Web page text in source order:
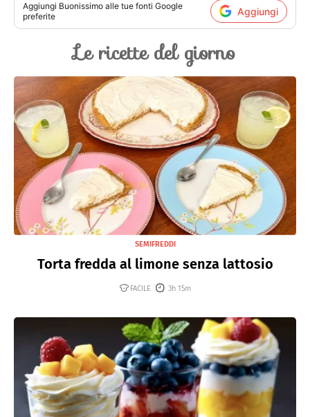
Aggiungi Buonissimo alle tue fonti Google
preferite
Aggiungi
Le ricette del giorno
SEMIFREDDI
Torta fredda al limone senza lattosio
FACILE 3h 15m